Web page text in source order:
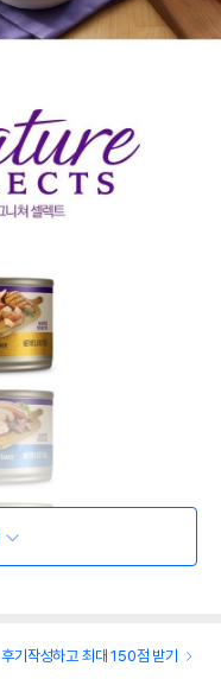
후기작성하고 최대 150점 받기